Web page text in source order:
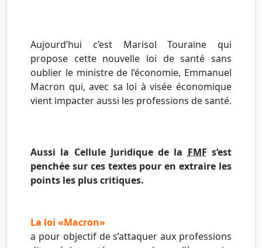
Aujourd’hui c’est Marisol Touraine qui
propose cette nouvelle loi de santé sans
oublier le ministre de l’économie, Emmanuel
Macron qui, avec sa loi à visée économique
vient impacter aussi les professions de santé.
Aussi la Cellule Juridique de la FMF s’est
penchée sur ces textes pour en extraire les
points les plus critiques.
La loi «Macron»
a pour objectif de s’attaquer aux professions